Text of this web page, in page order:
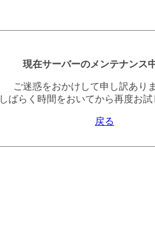
現在サーバーのメンテナンス
ご迷惑をおかけして申し訳あり
しばらく時間をおいてから再度お試
戻る